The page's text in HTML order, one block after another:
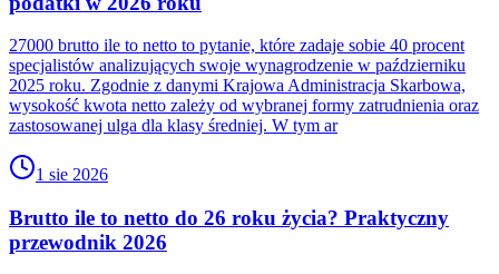
27000 brutto ile to netto to pytanie, które zadaje sobie 40 procent
specjalistów analizujących swoje wynagrodzenie w październiku
2025 roku. Zgodnie z danymi Krajowa Administracja Skarbowa,
wysokość kwota netto zależy od wybranej formy zatrudnienia oraz
zastosowanej ulga dla klasy średniej. W tym ar
1 sie 2026
Brutto ile to netto do 26 roku życia? Praktyczny
przewodnik 2026